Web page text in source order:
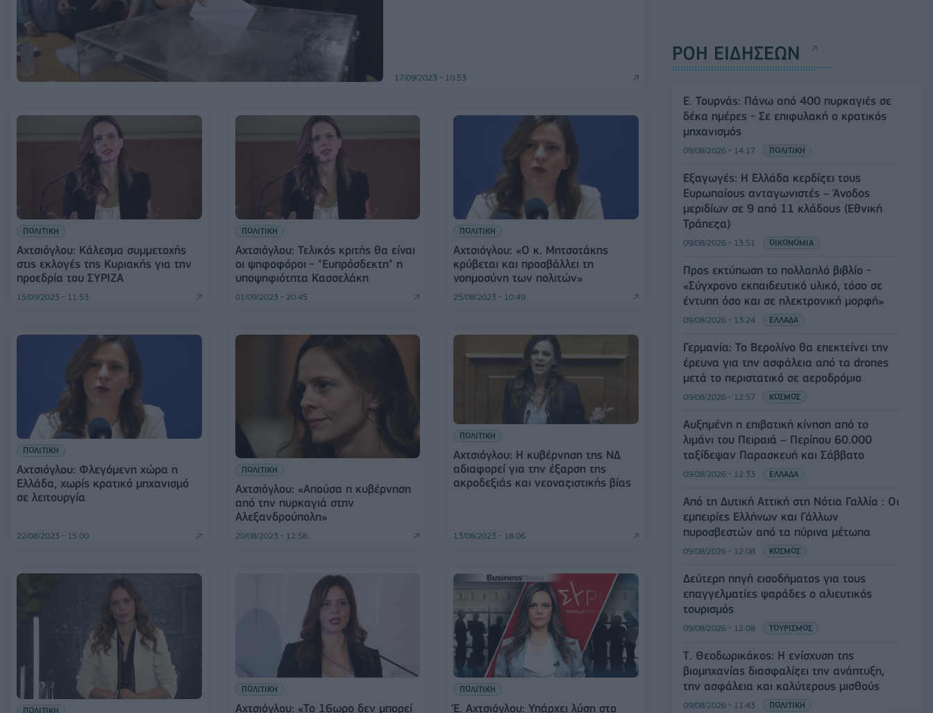
17/09/2023 - 10:53
ΠΟΛΙΤΙΚΗ
Αχτσιόγλου: Κάλεσμα συμμετοχής
στις εκλογές της Κυριακής για την
προεδρία του ΣΥΡΙΖΑ
15/09/2023 - 11:53
ΠΟΛΙΤΙΚΗ
Αχτσιόγλου: Τελικός κριτής θα είναι
οι ψηφοφόροι - "Ευπρόσδεκτη" η
υποψηφιότητα Κασσελάκη
01/09/2023 - 20:45
ΠΟΛΙΤΙΚΗ
Αχτσιόγλου: «Ο κ. Μητσοτάκης
κρύβεται και προσβάλλει τη
νοημοσύνη των πολιτών»
25/08/2023 - 10:49
ΠΟΛΙΤΙΚΗ
Αχτσιόγλου: Φλεγόμενη χώρα η
Ελλάδα, χωρίς κρατικό μηχανισμό
σε λειτουργία
22/08/2023 - 15:00
ΠΟΛΙΤΙΚΗ
Αχτσιόγλου: «Απούσα η κυβέρνηση
από την πυρκαγιά στην
Αλεξανδρούπολη»
20/08/2023 - 12:58
ΠΟΛΙΤΙΚΗ
Αχτσιόγλου: Η κυβέρνηση της ΝΔ
αδιαφορεί για την έξαρση της
ακροδεξιάς και νεοναζιστικής βίας
13/08/2023 - 18:06
ΠΟΛΙΤΙΚΗ
ΠΟΛΙΤΙΚΗ
Αχτσιόγλου: «Το 16ωρο δεν μπορεί
ΠΟΛΙΤΙΚΗ
Έ. Αχτσιόγλου: Υπάρχει λύση στο
ΡΟΗ ΕΙΔΗΣΕΩΝ
Ε. Τουρνάς: Πάνω από 400 πυρκαγιές σε
δέκα ημέρες - Σε επιφυλακή ο κρατικός
μηχανισμός
09/08/2026 - 14:17 ΠΟΛΙΤΙΚΗ
Εξαγωγές: Η Ελλάδα κερδίζει τους
Ευρωπαίους ανταγωνιστές – Άνοδος
μεριδίων σε 9 από 11 κλάδους (Εθνική
Τράπεζα)
09/08/2026 - 13:51 ΟΙΚΟΝΟΜΙΑ
Προς εκτύπωση το πολλαπλό βιβλίο -
«Σύγχρονο εκπαιδευτικό υλικό, τόσο σε
έντυπη όσο και σε ηλεκτρονική μορφή»
09/08/2026 - 13:24 ΕΛΛΑΔΑ
Γερμανία: Το Βερολίνο θα επεκτείνει την
έρευνα για την ασφάλεια από τα drones
μετά το περιστατικό σε αεροδρόμιο
09/08/2026 - 12:57 ΚΟΣΜΟΣ
Αυξημένη η επιβατική κίνηση από το
λιμάνι του Πειραιά – Περίπου 60.000
ταξίδεψαν Παρασκευή και Σάββατο
09/08/2026 - 12:33 ΕΛΛΑΔΑ
Από τη Δυτική Αττική στη Νότια Γαλλία : Οι
εμπειρίες Ελλήνων και Γάλλων
πυροσβεστών από τα πύρινα μέτωπα
09/08/2026 - 12:08 ΚΟΣΜΟΣ
Δεύτερη πηγή εισοδήματος για τους
επαγγελματίες ψαράδες ο αλιευτικός
τουρισμός
09/08/2026 - 12:08 ΤΟΥΡΙΣΜΟΣ
Τ. Θεοδωρικάκος: Η ενίσχυση της
βιομηχανίας διασφαλίζει την ανάπτυξη,
την ασφάλεια και καλύτερους μισθούς
09/08/2026 - 11:43 ΠΟΛΙΤΙΚΗ